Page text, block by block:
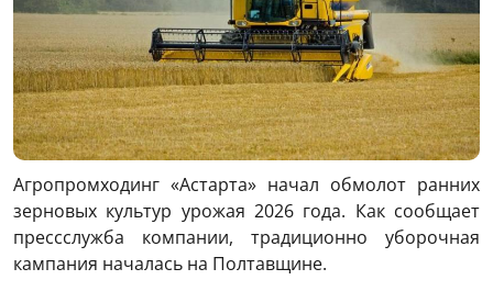
Агропромходинг «Астарта» начал обмолот ранних
зерновых культур урожая 2026 года. Как сообщает
прессслужба компании, традиционно уборочная
кампания началась на Полтавщине.